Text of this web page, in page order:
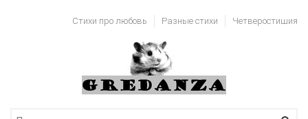
Стихи про любовь Разные стихи Четверостишия